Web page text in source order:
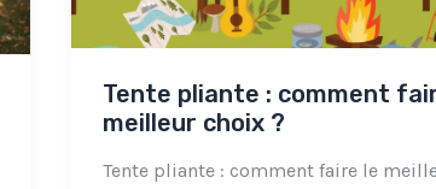
Tente pliante : comment
meilleur choix ?
Tente pliante : comment faire le